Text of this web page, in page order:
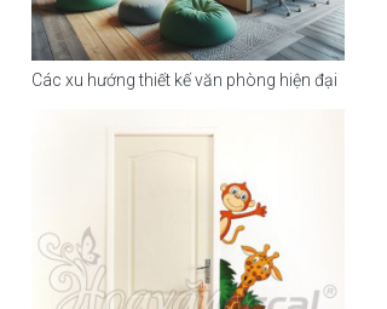
Các xu hướng thiết kế văn phòng hiện đại